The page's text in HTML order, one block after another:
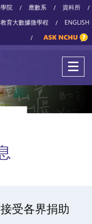
院 / 應數系 / 資科所
/
教育大數據微學程 /
ENGLISH
/
受各界捐助